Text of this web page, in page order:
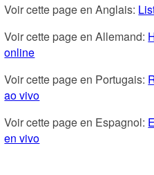
Voir cette page en Anglais:
Voir cette page en Allemand:
online
Voir cette page en Portugais:
ao vivo
Voir cette page en Espagnol:
en vivo